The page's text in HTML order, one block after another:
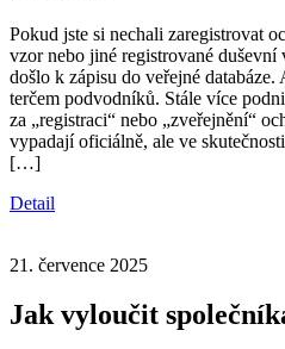
Pokud jste si nechali zaregistrovat
vzor nebo jiné registrované
došlo k zápisu do veřejné databáze.
terčem podvodníků. Stále více
za „registraci“ nebo „zveřejnění“
vypadají oficiálně, ale ve
[…]
Detail
21. července 2025
Jak vyloučit